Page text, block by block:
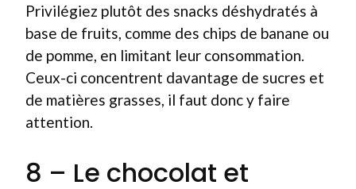
Privilégiez plutôt des snacks déshydratés à
base de fruits, comme des chips de banane ou
de pomme, en limitant leur consommation.
Ceux-ci concentrent davantage de sucres et
de matières grasses, il faut donc y faire
attention.
8 – Le chocolat et